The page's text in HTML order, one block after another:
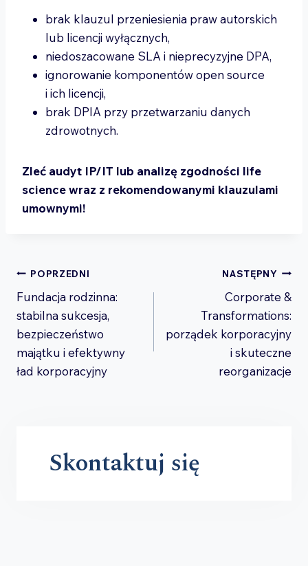
brak klauzul przeniesienia praw autorskich
lub licencji wyłącznych,
niedoszacowane SLA i nieprecyzyjne DPA,
ignorowanie komponentów open source
i ich licencji,
brak DPIA przy przetwarzaniu danych
zdrowotnych.
Zleć audyt IP/IT lub analizę zgodności life
science wraz z rekomendowanymi klauzulami
umownymi!
Nawigacja
wpisu
POPRZEDNI
Fundacja rodzinna:
stabilna sukcesja,
bezpieczeństwo
majątku i efektywny
ład korporacyjny
NASTĘPNY
Corporate &
Transformations:
porządek korporacyjny
i skuteczne
reorganizacje
Skontaktuj się